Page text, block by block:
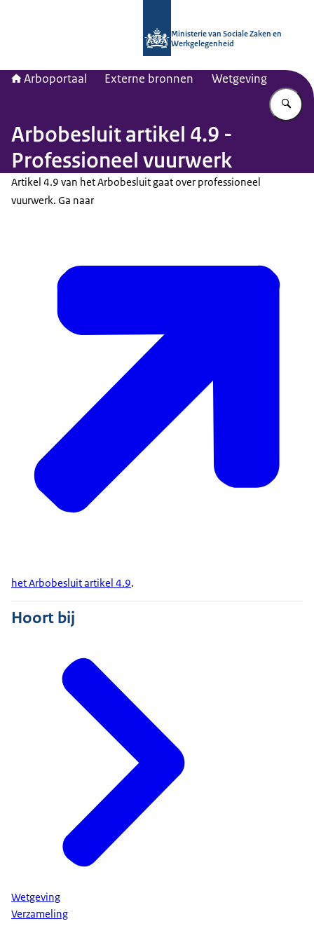
Ministerie van Sociale Zaken en
Werkgelegenheid
Arboportaal Externe bronnen Wetgeving
Arbobesluit artikel 4.9 -
Professioneel vuurwerk
Artikel 4.9 van het Arbobesluit gaat over professioneel
vuurwerk. Ga naar
het Arbobesluit artikel 4.9.
Hoort bij
Wetgeving
Verzameling